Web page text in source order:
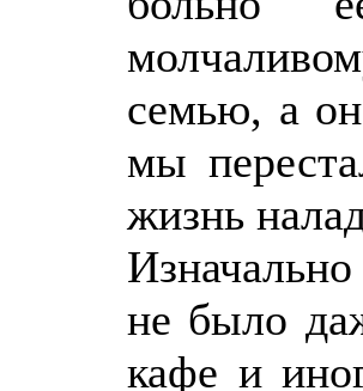
семью, а
мы
жизнь
не было
кафе и